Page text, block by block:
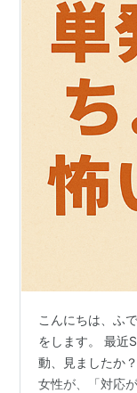
こんにちは、ふ
をします。 最近
動、見ましたか
女性が、「対応